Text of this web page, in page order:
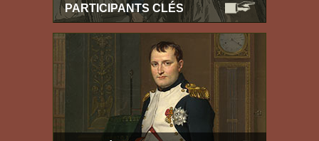
PARTICIPANTS CLÉS